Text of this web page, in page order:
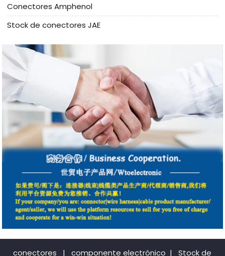
Conectores Amphenol
Stock de conectores JAE
conectores | componente electrónico | Stock de